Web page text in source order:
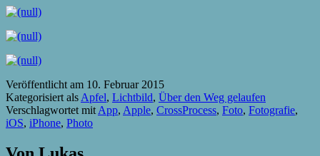
Veröffentlicht am 10. Februar 2015
Kategorisiert als Apfel, Lichtbild, Über den Weg gelaufen
Verschlagwortet mit App, Apple, CrossProcess, Foto, Fotografie,
iOS, iPhone, Photo